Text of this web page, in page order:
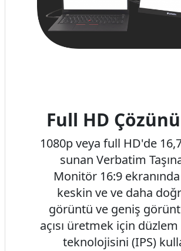
Full HD
1080p veya full HD'de
sunan Verbatim
Monitör 16:9
keskin ve ve daha
görüntü ve geniş
açısı üretmek için
teknolojisini (IPS)